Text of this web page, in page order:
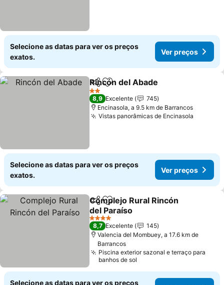
Selecione as datas para ver os preços
exatos.
Ver preços
PartilharAdicionar aos favoritos
Rincón del Abade
2 Estrelas
8,9 Excelente
745
Encinasola, a 9.5 km de Barrancos
Vistas panorâmicas de Encinasola
Selecione as datas para ver os preços
exatos.
Ver preços
PartilharAdicionar aos favoritos
Complejo Rural Rincón
del Paraíso
Ver preços
4 Estrelas
8,7 Excelente
145
Valencia del Mombuey, a 17.6 km de
Barrancos
Piscina exterior sazonal e terraço para
banhos de sol
Selecione as datas para ver os preços